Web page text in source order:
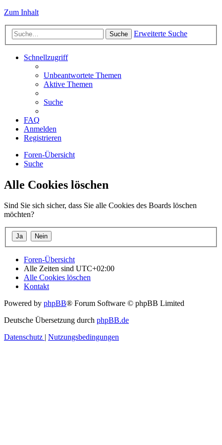
Zum Inhalt
Suche Erweiterte Suche
Schnellzugriff
Unbeantwortete Themen
Aktive Themen
Suche
FAQ
Anmelden
Registrieren
Foren-Übersicht
Suche
Alle Cookies löschen
Sind Sie sich sicher, dass Sie alle Cookies des Boards löschen
möchten?
Foren-Übersicht
Alle Zeiten sind UTC+02:00
Alle Cookies löschen
Kontakt
Powered by phpBB® Forum Software © phpBB Limited
Deutsche Übersetzung durch phpBB.de
Datenschutz | Nutzungsbedingungen